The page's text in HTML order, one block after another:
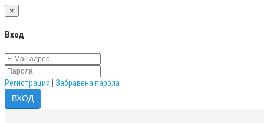
×
Вход
Регистрация Забравена парола